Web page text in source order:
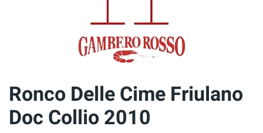
Ronco Delle Cime Friulano
Doc Collio 2010